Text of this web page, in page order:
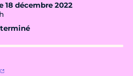
18 décembre 2022